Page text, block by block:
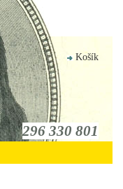
Košík
296 330 801